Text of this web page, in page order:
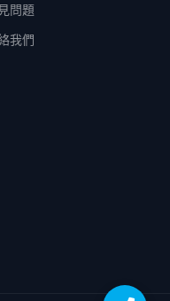
問題
我們